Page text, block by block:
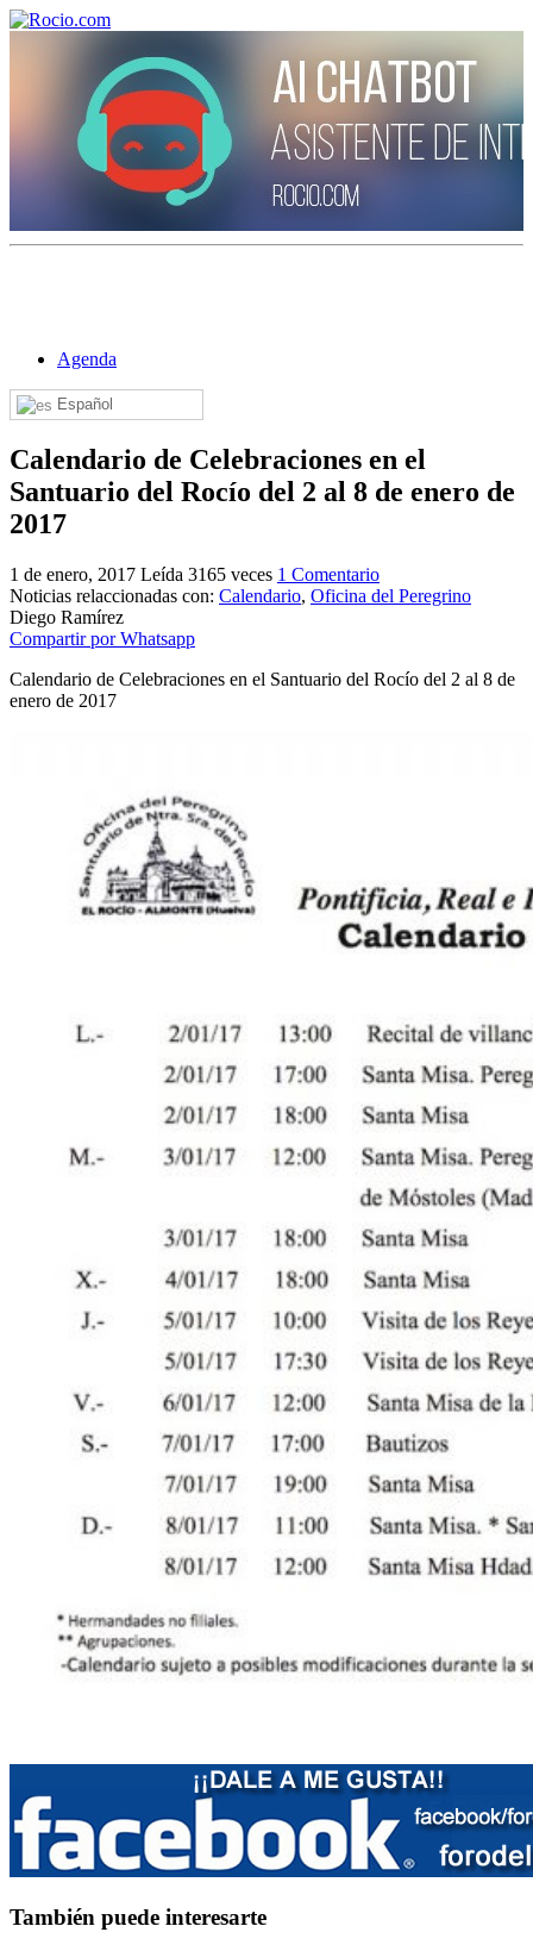
Agenda
Español
Calendario de Celebraciones en el
Santuario del Rocío del 2 al 8 de enero de
2017
1 de enero, 2017 Leída 3165 veces 1 Comentario
Noticias relaccionadas con: Calendario, Oficina del Peregrino
Diego Ramírez
Compartir por Whatsapp
Calendario de Celebraciones en el Santuario del Rocío del 2 al 8 de
enero de 2017
También puede interesarte
Historia de la Virgen del Rocío
¿Cuántas hermandades participan en la romería?
¿Cuándo se construyó la primera ermita?
¿Cuales son los actos principales que se celebran en el
Quiero hacer el camino,¿que tengo que hacer?
En el Rocío, ¿dónde me alojo?